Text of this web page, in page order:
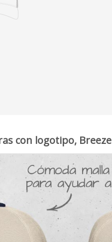
con logotipo, Breeze